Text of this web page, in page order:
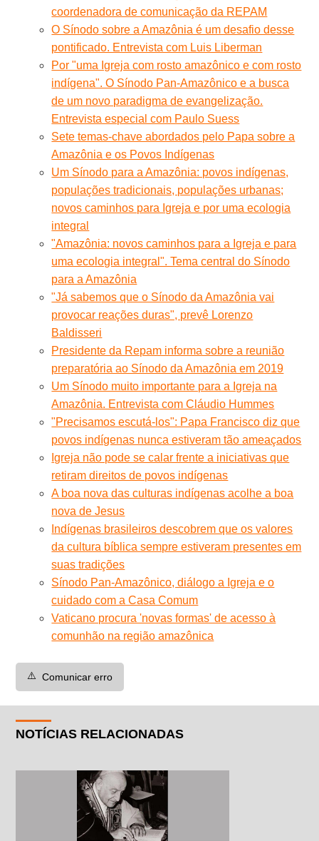
coordenadora de comunicação da REPAM
O Sínodo sobre a Amazônia é um desafio desse
pontificado. Entrevista com Luis Liberman
Por "uma Igreja com rosto amazônico e com rosto
indígena". O Sínodo Pan-Amazônico e a busca
de um novo paradigma de evangelização.
Entrevista especial com Paulo Suess
Sete temas-chave abordados pelo Papa sobre a
Amazônia e os Povos Indígenas
Um Sínodo para a Amazônia: povos indígenas,
populações tradicionais, populações urbanas;
novos caminhos para Igreja e por uma ecologia
integral
"Amazônia: novos caminhos para a Igreja e para
uma ecologia integral". Tema central do Sínodo
para a Amazônia
"Já sabemos que o Sínodo da Amazônia vai
provocar reações duras", prevê Lorenzo
Baldisseri
Presidente da Repam informa sobre a reunião
preparatória ao Sínodo da Amazônia em 2019
Um Sínodo muito importante para a Igreja na
Amazônia. Entrevista com Cláudio Hummes
"Precisamos escutá-los": Papa Francisco diz que
povos indígenas nunca estiveram tão ameaçados
Igreja não pode se calar frente a iniciativas que
retiram direitos de povos indígenas
A boa nova das culturas indígenas acolhe a boa
nova de Jesus
Indígenas brasileiros descobrem que os valores
da cultura bíblica sempre estiveram presentes em
suas tradições
Sínodo Pan-Amazônico, diálogo a Igreja e o
cuidado com a Casa Comum
Vaticano procura 'novas formas' de acesso à
comunhão na região amazônica
⚠️ Comunicar erro
NOTÍCIAS RELACIONADAS